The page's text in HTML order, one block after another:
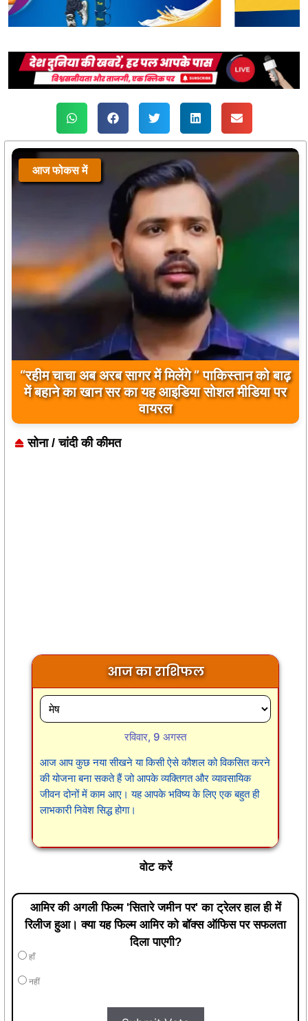
आज फोकस में
“रहीम चाचा अब अरब सागर में मिलेंगे ” पाकिस्तान को बाढ़
में बहाने का खान सर का यह आइडिया सोशल मीडिया पर
वायरल
सोना / चांदी की कीमत
आज का राशिफल
रविवार, 9 अगस्त
आज आप कुछ नया सीखने या किसी ऐसे कौशल को विकसित करने
की योजना बना सकते हैं जो आपके व्यक्तिगत और व्यावसायिक
जीवन दोनों में काम आए। यह आपके भविष्य के लिए एक बहुत ही
लाभकारी निवेश सिद्ध होगा।
वोट करें
आमिर की अगली फिल्म 'सितारे जमीन पर' का ट्रेलर हाल ही में
रिलीज हुआ। क्या यह फिल्म आमिर को बॉक्स ऑफिस पर सफलता
दिला पाएगी?
हाँ
नहीं